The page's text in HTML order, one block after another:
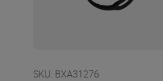
SKU: BXA31276